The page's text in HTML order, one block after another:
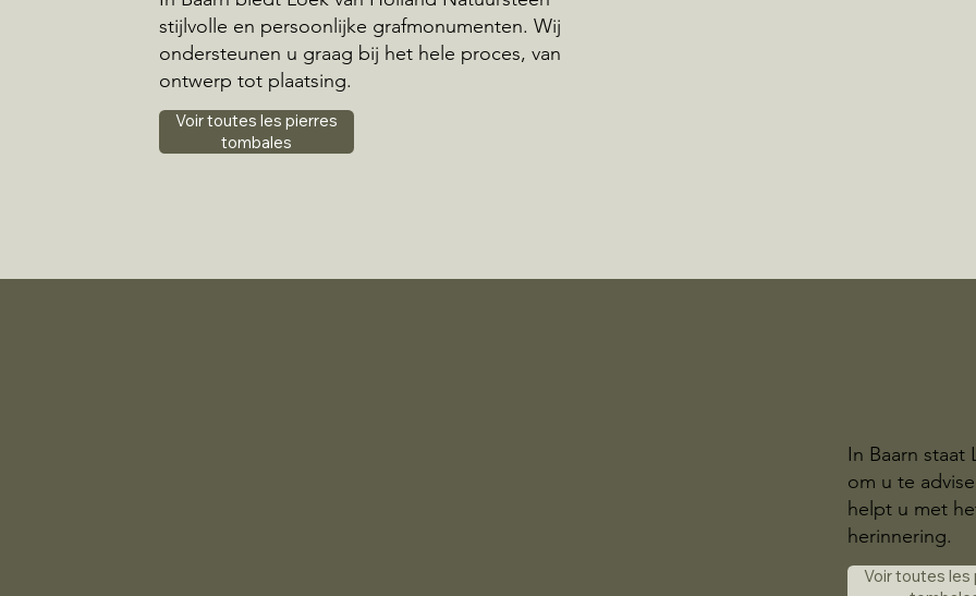
stijlvolle en persoonlijke grafmonumenten. Wij
ondersteunen u graag bij het hele proces, van
ontwerp tot plaatsing.
Voir toutes les pierres
tombales
In Baarn staat
om u te
helpt u met
herinnering.
Voir toutes les